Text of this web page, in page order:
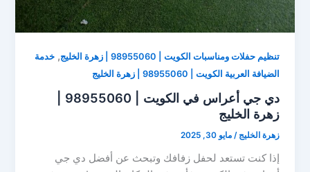
تنظيم حفلات ومناسبات الكويت | 98955060 | زهرة الخليج ,خدمة
الضيافة العربية الكويت | 98955060 | زهرة الخليج
زهرة الخليج
زهرة الخليج/مايو 30, 2025
إذا كنت تستعد لحفل زفافك وتبحث عن أفضل دي جي